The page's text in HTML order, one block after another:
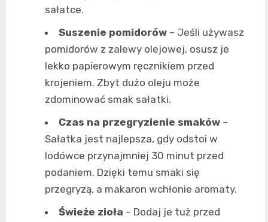
sałatce.
Suszenie pomidorów – Jeśli używasz
pomidorów z zalewy olejowej, osusz je
lekko papierowym ręcznikiem przed
krojeniem. Zbyt dużo oleju może
zdominować smak sałatki.
Czas na przegryzienie smaków –
Sałatka jest najlepsza, gdy odstoi w
lodówce przynajmniej 30 minut przed
podaniem. Dzięki temu smaki się
przegryzą, a makaron wchłonie aromaty.
Świeże zioła – Dodaj je tuż przed